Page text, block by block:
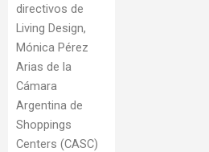
directivos de
Living Design,
Mónica Pérez
Arias de la
Cámara
Argentina de
Shoppings
Centers (CASC)